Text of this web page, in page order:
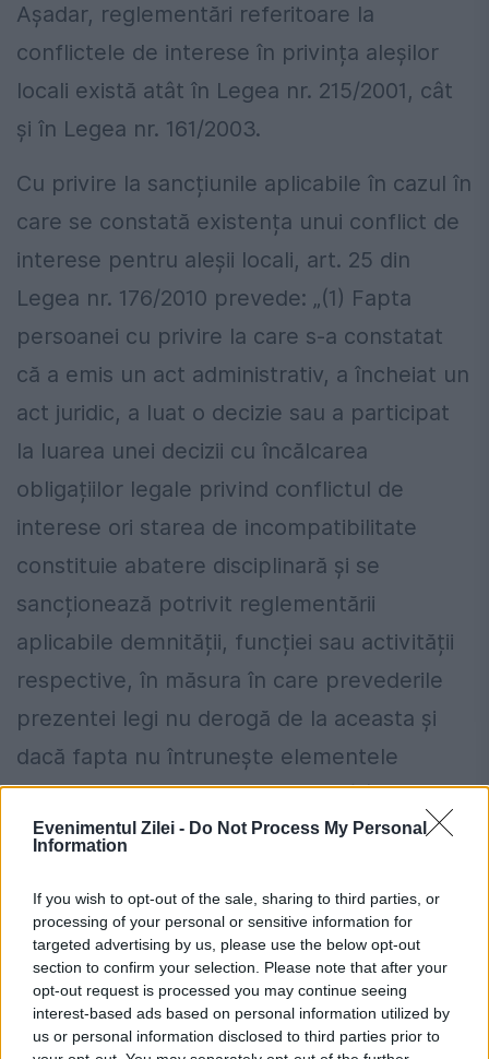
Evenimentul Zilei - Do Not Process My Personal
Information
If you wish to opt-out of the sale, sharing to third parties, or
processing of your personal or sensitive information for
targeted advertising by us, please use the below opt-out
section to confirm your selection. Please note that after your
opt-out request is processed you may continue seeing
interest-based ads based on personal information utilized by
us or personal information disclosed to third parties prior to
Așadar, reglementări referitoare la
conflictele de interese în privința aleșilor
locali există atât în Legea nr. 215/2001, cât
și în Legea nr. 161/2003.
Cu privire la sancțiunile aplicabile în cazul în
care se constată existența unui conflict de
interese pentru aleșii locali, art. 25 din
Legea nr. 176/2010 prevede: „(1) Fapta
persoanei cu privire la care s-a constatat
că a emis un act administrativ, a încheiat un
act juridic, a luat o decizie sau a participat
la luarea unei decizii cu încălcarea
obligațiilor legale privind conflictul de
interese ori starea de incompatibilitate
constituie abatere disciplinară și se
sancționează potrivit reglementării
aplicabile demnității, funcției sau activității
respective, în măsura în care prevederile
prezentei legi nu derogă de la aceasta și
dacă fapta nu întrunește elementele
constitutive ale unei infracțiuni. (2)
Persoana eliberată sau destituită din
de care s-a constatat existența conflictului
de interese ori starea de incompatibilitate
este decăzută din dreptul de a mai exercita
o funcție sau o demnitate publică ce face